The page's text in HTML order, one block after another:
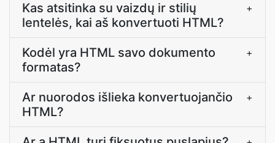
Kas atsitinka su vaizdų ir stilių
lentelės, kai aš konvertuoti HTML?
+
Kodėl yra HTML savo dokumento
formatas?
+
Ar nuorodos išlieka konvertuojančio
HTML?
+